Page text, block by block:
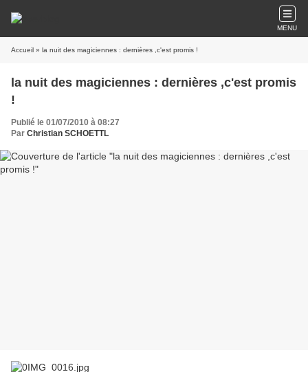
MENU
Accueil » la nuit des magiciennes : dernières ,c'est promis !
la nuit des magiciennes : dernières ,c'est promis
!
Publié le 01/07/2010 à 08:27
Par Christian SCHOETTL